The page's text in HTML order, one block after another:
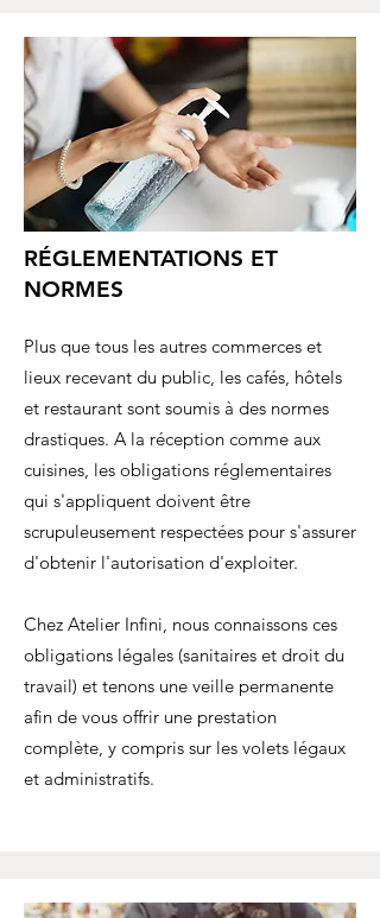
RÉGLEMENTATIONS ET
NORMES
Plus que tous les autres commerces et
lieux recevant du public, les cafés, hôtels
et restaurant sont soumis à des normes
drastiques. A la réception comme aux
cuisines, les obligations réglementaires
qui s'appliquent doivent être
scrupuleusement respectées pour s'assurer
d'obtenir l'autorisation d'exploiter.
Chez Atelier Infini, nous connaissons ces
obligations légales (sanitaires et droit du
travail) et tenons une veille permanente
afin de vous offrir une prestation
complète, y compris sur les volets légaux
et administratifs.